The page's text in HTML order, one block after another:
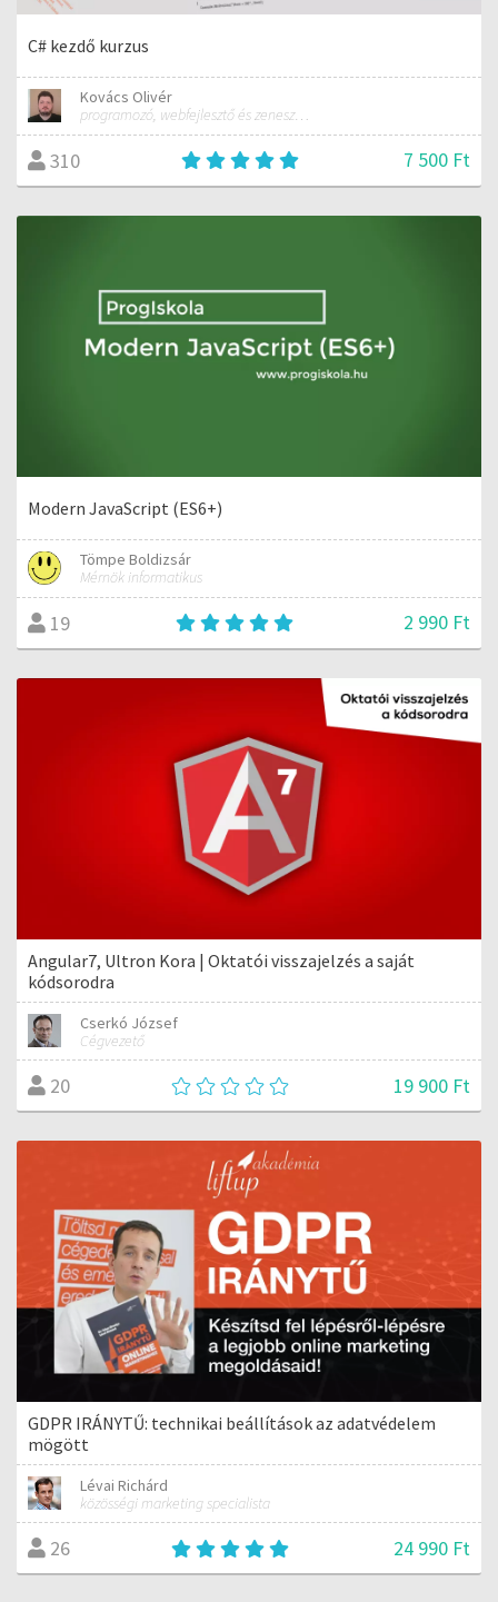
C# kezdő kurzus
Kovács Olivér
programozó, webfejlesztő és zeneszerző
310 7 500 Ft
Modern JavaScript (ES6+)
Tömpe Boldizsár
Mérnök informatikus
19 2 990 Ft
Angular7, Ultron Kora | Oktatói visszajelzés a saját
kódsorodra
Cserkó József
Cégvezető
20 19 900 Ft
GDPR IRÁNYTŰ: technikai beállítások az adatvédelem
mögött
Lévai Richárd
közösségi marketing specialista
26 24 990 Ft